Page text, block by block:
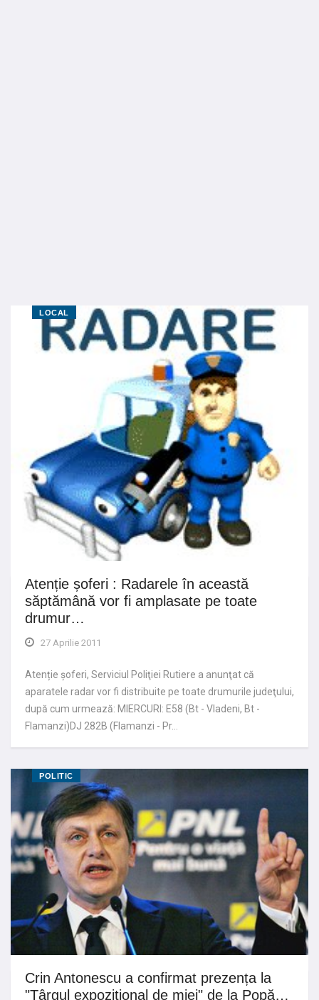
LOCAL
Atenție șoferi : Radarele în această
săptămână vor fi amplasate pe toate
drumur…
27 Aprilie 2011
Atenție șoferi, Serviciul Poliţiei Rutiere a anunţat că
aparatele radar vor fi distribuite pe toate drumurile judeţului,
după cum urmează: MIERCURI: E58 (Bt - Vladeni, Bt -
Flamanzi)DJ 282B (Flamanzi - Pr…
POLITIC
Crin Antonescu a confirmat prezența la
"Târgul expoziţional de miei" de la Popă…